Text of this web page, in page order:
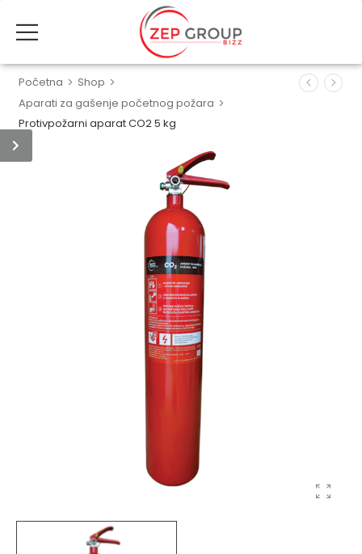
Početna > Shop >
Aparati za gašenje početnog požara >
Protivpožarni aparat CO2 5 kg